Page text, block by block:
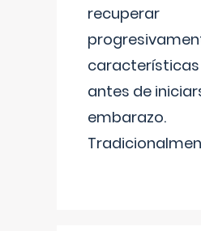
recuperar
antes de
embarazo.